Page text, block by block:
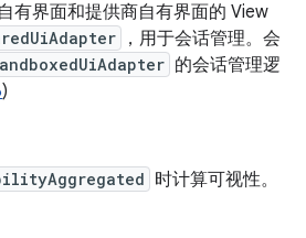
有界面和提供商自有界面的 View
，用于会话管理。会
的会话管理逻
)
时计算可视性。